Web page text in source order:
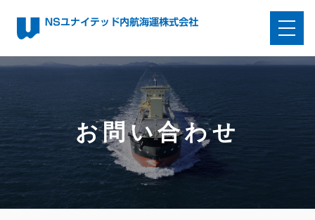
お問い合わせ